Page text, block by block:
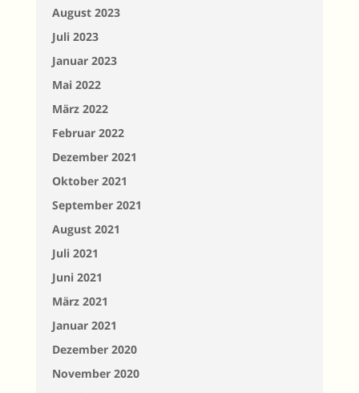
August 2023
Juli 2023
Januar 2023
Mai 2022
März 2022
Februar 2022
Dezember 2021
Oktober 2021
September 2021
August 2021
Juli 2021
Juni 2021
März 2021
Januar 2021
Dezember 2020
November 2020